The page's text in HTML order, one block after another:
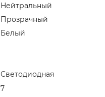
Нейтральный
Прозрачный
Белый
Светодиодная
7